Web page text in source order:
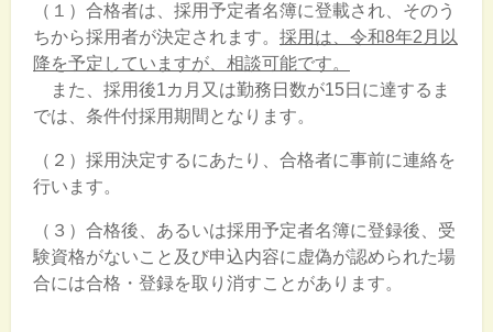
（１）合格者は、採用予定者名簿に登載され、そのう
ちから採用者が決定されます。 採用は、令和8年2月以
降を予定していますが、相談可能です。
また、採用後1カ月又は勤務日数が15日に達するま
では、条件付採用期間となります。
（２）採用決定するにあたり、合格者に事前に連絡を
行います。
（３）合格後、あるいは採用予定者名簿に登録後、受
験資格がないこと及び申込内容に虚偽が認められた場
合には合格・登録を取り消すことがあります。